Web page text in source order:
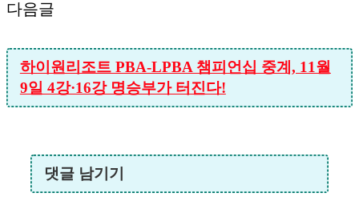
다음글
하이원리조트 PBA-LPBA 챔피언십 중계, 11월
9일 4강·16강 명승부가 터진다!
댓글 남기기